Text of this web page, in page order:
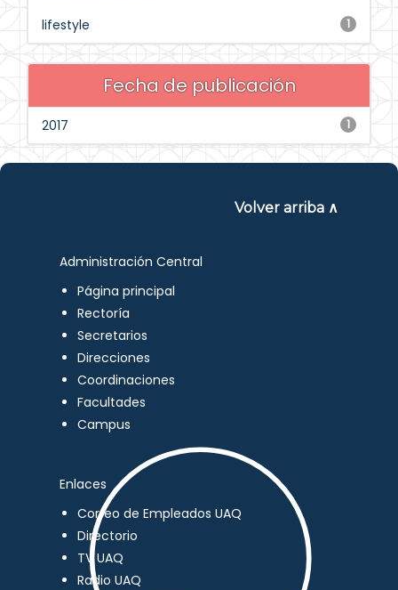
1
lifestyle
Fecha de publicación
1
2017
Volver arriba ∧
Administración Central
Página principal
Rectoría
Secretarios
Direcciones
Coordinaciones
Facultades
Campus
Enlaces
Correo de Empleados UAQ
Directorio
TV UAQ
Radio UAQ